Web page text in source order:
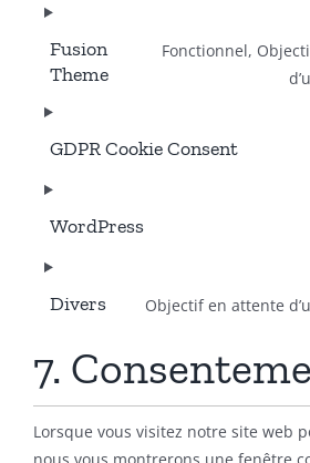
Fusion
Theme
Fonctionnel,
GDPR Cookie Consent
WordPress
Divers Objectif en attente
7.
Lorsque vous visitez notre site web